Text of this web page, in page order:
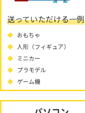
送っていただける一例
おもちゃ
人形（フィギュア）
ミニカー
プラモデル
ゲーム機